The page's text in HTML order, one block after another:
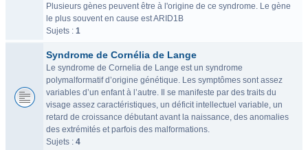
Plusieurs gènes peuvent être à l'origine de ce syndrome. Le gène
le plus souvent en cause est ARID1B
Sujets : 1
Syndrome de Cornélia de Lange
Le syndrome de Cornelia de Lange est un syndrome
polymalformatif d’origine génétique. Les symptômes sont assez
variables d’un enfant à l’autre. Il se manifeste par des traits du
visage assez caractéristiques, un déficit intellectuel variable, un
retard de croissance débutant avant la naissance, des anomalies
des extrémités et parfois des malformations.
Sujets : 4